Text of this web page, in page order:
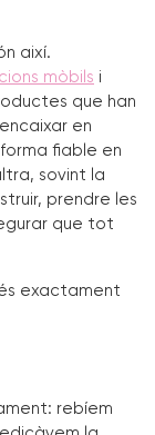
així.
mòbils i
que han
en
fiable en
sovint la
prendre les
que tot
és exactament
rebíem